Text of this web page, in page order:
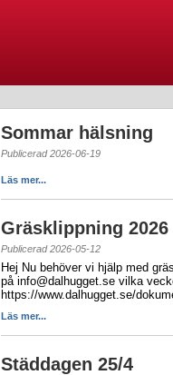
Sommar hälsning
Publicerad 2026-06-19
Läs mer...
Gräsklippning 2026
Publicerad 2026-05-12
Hej Nu behöver vi hjälp med
på info@dalhugget.se vilka
https://www.dalhugget.se/
Läs mer...
Städdagen 25/4